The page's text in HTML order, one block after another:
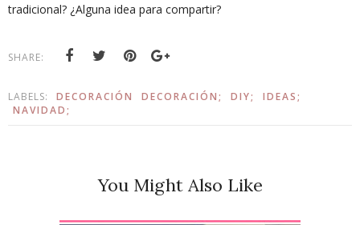
tradicional? ¿Alguna idea para compartir?
SHARE:
LABELS: DECORACIÓN DECORACIÓN; DIY;
IDEAS;
NAVIDAD;
You Might Also Like